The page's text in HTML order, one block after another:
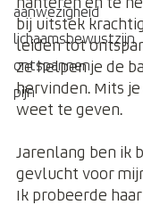
aanwezigheid
lichaamsbewustzijn
ontspannen
pijn
bij uitstek
leiden tot
Ze helpen je de
hervinden. Mits
weet te geven.
Jarenlang ben ik
gevlucht voor
Ik probeerde